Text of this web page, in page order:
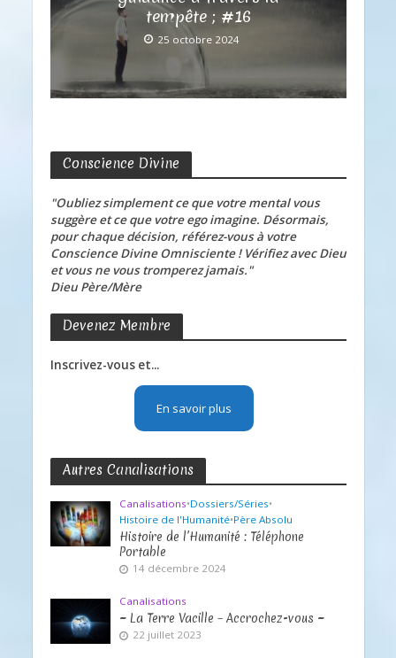
tempête ; #16
25 octobre 2024
Conscience Divine
"Oubliez simplement ce que votre mental vous
suggère et ce que votre ego imagine. Désormais,
pour chaque décision, référez-vous à votre
Conscience Divine Omnisciente ! Vérifiez avec Dieu
et vous ne vous tromperez jamais."
Dieu Père/Mère
Devenez Membre
Inscrivez-vous et...
En savoir plus
Autres Canalisations
Canalisations•Dossiers/Séries•
Histoire de l'Humanité•Père Absolu
Histoire de l’Humanité : Téléphone
Portable
14 décembre 2024
Canalisations
~ La Terre Vacille – Accrochez-vous ~
22 juillet 2023